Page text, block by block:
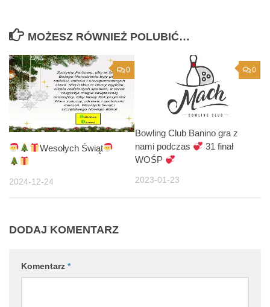
MOŻESZ RÓWNIEŻ POLUBIĆ…
0
Wesołych Świąt
2024-12-24
0
Bowling Club Banino gra z
nami podczas
31 finał
WOŚP
2023-01-23
DODAJ KOMENTARZ
Komentarz *